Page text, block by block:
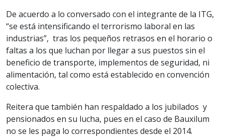
De acuerdo a lo conversado con el integrante de la ITG,
“se está intensificando el terrorismo laboral en las
industrias”, tras los pequeños retrasos en el horario o
faltas a los que luchan por llegar a sus puestos sin el
beneficio de transporte, implementos de seguridad, ni
alimentación, tal como está establecido en convención
colectiva.
Reitera que también han respaldado a los jubilados y
pensionados en su lucha, pues en el caso de Bauxilum
no se les paga lo correspondientes desde el 2014.